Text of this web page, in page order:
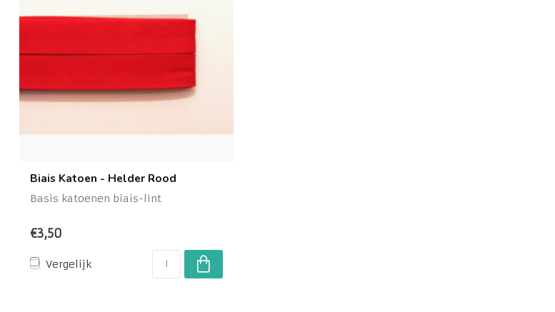
Biais Katoen - Helder Rood
Basis katoenen biais-lint
€3,50
Vergelijk